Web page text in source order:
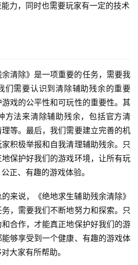
力，同时也需要玩家有一定的技术
余清除》是一项重要的任务，需要我
们需要认识到清除辅助残余的重要
戏的公平性和可玩性的重要性。其
方法来清除辅助残余，包括官方清
等。最后，我们需要建立完善的机
积极举报和自我清理辅助残余。只
保护好我们的游戏环境，让所有玩
正、有趣的游戏体验。
来说，《绝地求生辅助残余清除》
，需要我们不断地努力和探索。只
合作，才能真正地保护好我们的游
够享受到一个健康、有趣的游戏体
大家有所帮助。